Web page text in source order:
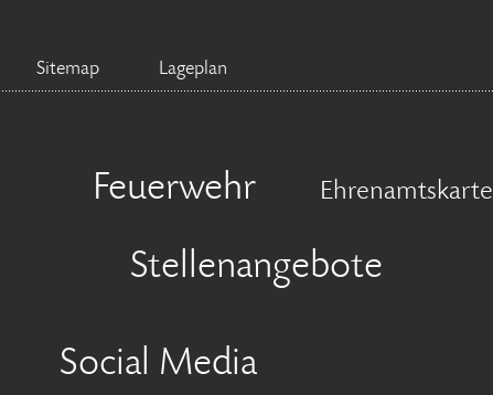
Sitemap Lageplan
Feuerwehr Ehrenamtskarte
Stellenangebote
Social Media